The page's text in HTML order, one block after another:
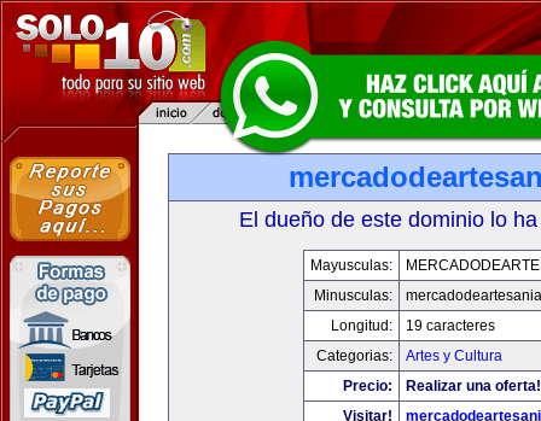
El dueño de este dominio lo
Mayusculas:
Minusculas:
Longitud:
19 caracteres
Categorias:
Artes y Cultura
Precio:
Realizar una oferta!
Visitar!